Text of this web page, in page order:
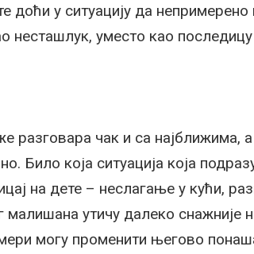
доћи у ситуацију да
несташлук, уместо као последицу
разговара чак и са најближима,
Било која ситуација која
на дете – неслагање у кући,
утичу далеко снажније
могу променити његово